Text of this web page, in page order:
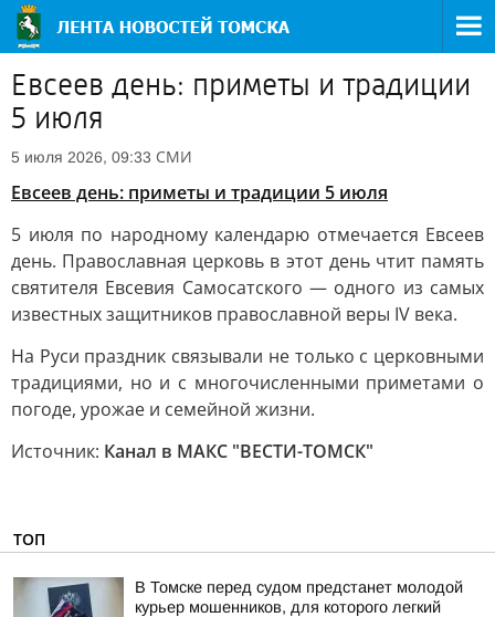
Евсеев день: приметы и традиции
5 июля
5 июля 2026, 09:33 СМИ
Евсеев день: приметы и традиции 5 июля
5 июля по народному календарю отмечается Евсеев
день. Православная церковь в этот день чтит память
святителя Евсевия Самосатского — одного из самых
известных защитников православной веры IV века.
На Руси праздник связывали не только с церковными
традициями, но и с многочисленными приметами о
погоде, урожае и семейной жизни.
Источник: Канал в МАКС "ВЕСТИ-ТОМСК"
ТОП
В Томске перед судом предстанет молодой
курьер мошенников, для которого легкий